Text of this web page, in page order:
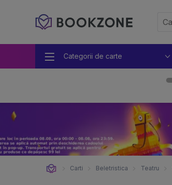
Categorii de carte
Carti Beletristica Teatru